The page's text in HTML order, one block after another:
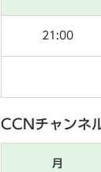
21:00
CCNチャンネ
月